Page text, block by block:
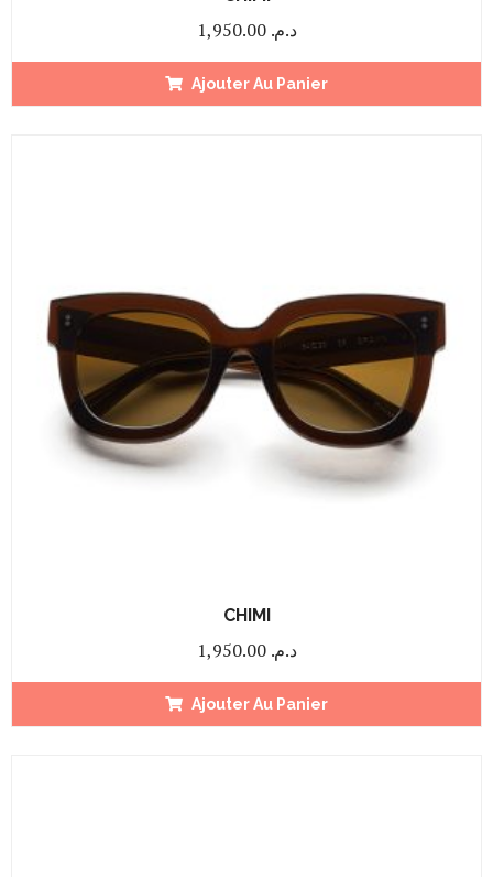
د.م. 1,950.00
Ajouter Au Panier
CHIMI
د.م. 1,950.00
Ajouter Au Panier